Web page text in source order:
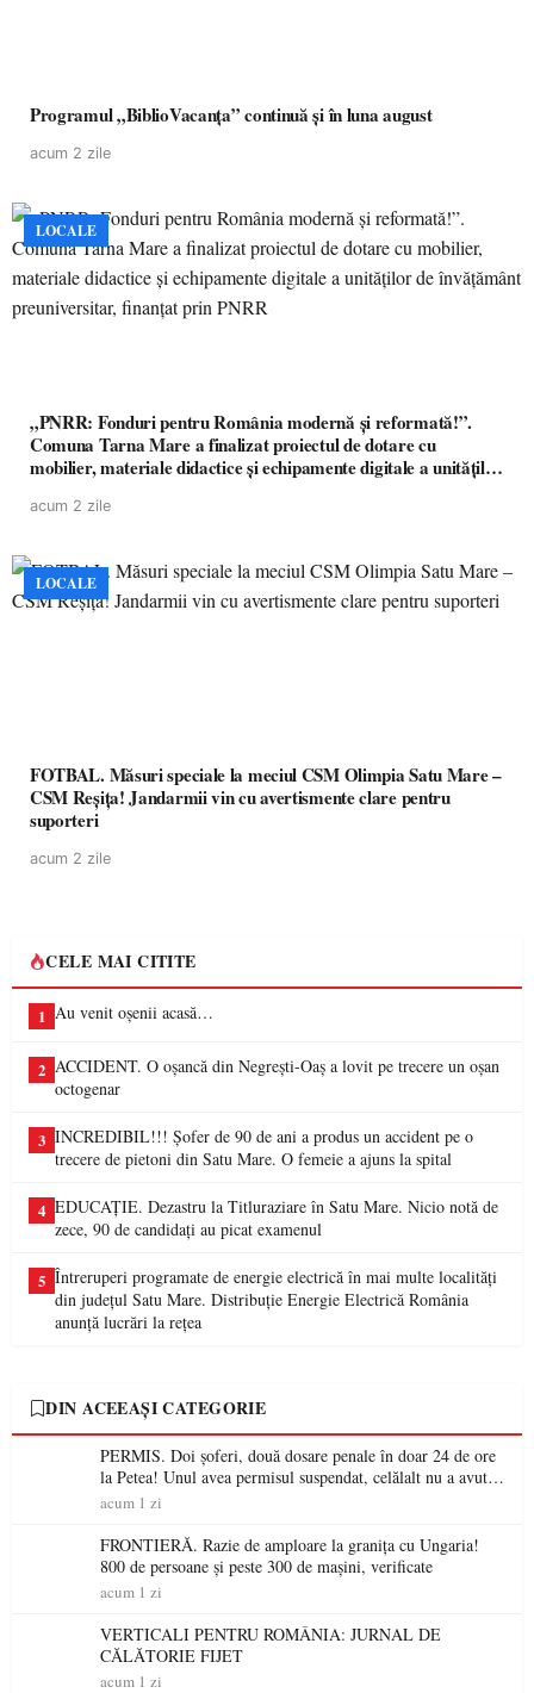
Programul „BiblioVacanța” continuă și în luna august
acum 2 zile
LOCALE
„PNRR: Fonduri pentru România modernă și reformată!”.
Comuna Tarna Mare a finalizat proiectul de dotare cu
mobilier, materiale didactice și echipamente digitale a unităților
acum 2 zile
LOCALE
FOTBAL. Măsuri speciale la meciul CSM Olimpia Satu Mare –
CSM Reșița! Jandarmii vin cu avertismente clare pentru
suporteri
acum 2 zile
CELE MAI CITITE
1 Au venit oșenii acasă…
2 ACCIDENT. O oșancă din Negrești-Oaș a lovit pe trecere un oșan
octogenar
3 INCREDIBIL!!! Șofer de 90 de ani a produs un accident pe o
trecere de pietoni din Satu Mare. O femeie a ajuns la spital
4 EDUCAȚIE. Dezastru la Titluraziare în Satu Mare. Nicio notă de
zece, 90 de candidați au picat examenul
5 Întreruperi programate de energie electrică în mai multe localități
din județul Satu Mare. Distribuție Energie Electrică România
anunță lucrări la rețea
DIN ACEEAȘI CATEGORIE
PERMIS. Doi șoferi, două dosare penale în doar 24 de ore
la Petea! Unul avea permisul suspendat, celălalt nu a avut
niciodată permis
acum 1 zi
FRONTIERĂ. Razie de amploare la granița cu Ungaria!
800 de persoane și peste 300 de mașini, verificate
acum 1 zi
VERTICALI PENTRU ROMÂNIA: JURNAL DE
CĂLĂTORIE FIJET
acum 1 zi